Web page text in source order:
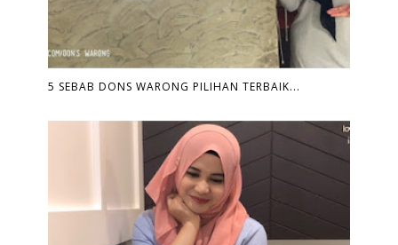
5 SEBAB DONS WARONG PILIHAN TERBAIK...